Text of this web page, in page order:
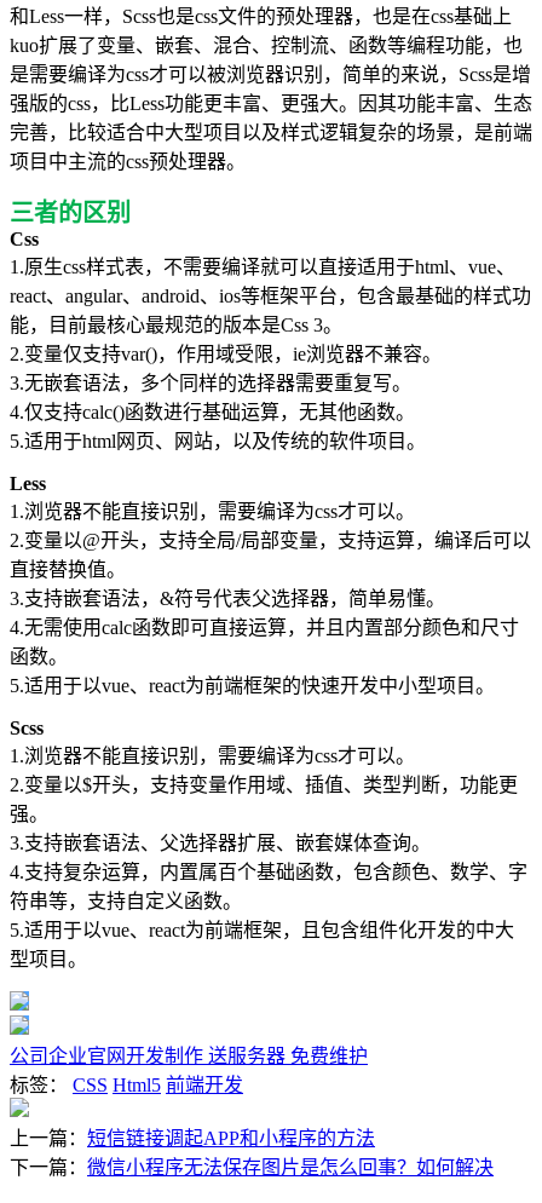
和Less一样，Scss也是css文件的预处理器，也是在css基础上
kuo扩展了变量、嵌套、混合、控制流、函数等编程功能，也
是需要编译为css才可以被浏览器识别，简单的来说，Scss是增
强版的css，比Less功能更丰富、更强大。因其功能丰富、生态
完善，比较适合中大型项目以及样式逻辑复杂的场景，是前端
项目中主流的css预处理器。
三者的区别
Css
1.原生css样式表， 不需要编译就可以直接适用于html、vue、
react、angular、android、ios等框架平台，包含最基础的样式功
能，目前最核心最规范的版本是Css 3。
2.变量仅支持var()，作用域受限，ie浏览器不兼容。
3.无嵌套语法，多个同样的选择器需要重复写。
4.仅支持calc()函数进行基础运算，无其他函数。
5.适用于html网页、网站，以及传统的软件项目。
Less
1.浏览器不能直接识别，需要编译为css才可以。
2.变量以@开头，支持全局/局部变量，支持运算，编译后可以
直接替换值。
3.支持嵌套语法，&符号代表父选择器，简单易懂。
4.无需使用calc函数即可直接运算，并且内置部分颜色和尺寸
函数。
5.适用于以vue、react为前端框架的快速开发中小型项目。
Scss
1.浏览器不能直接识别，需要编译为css才可以。
2.变量以$开头，支持变量作用域、插值、类型判断，功能更
强。
3.支持嵌套语法、父选择器扩展、嵌套媒体查询。
4.支持复杂运算，内置属百个基础函数，包含颜色、数学、字
符串等，支持自定义函数。
5.适用于以vue、react为前端框架，且包含组件化开发的中大
型项目。
公司企业官网开发制作 送服务器 免费维护
标签：
CSS Html5 前端开发
上一篇： 短信链接调起APP和小程序的方法
下一篇： 微信小程序无法保存图片是怎么回事？如何解决